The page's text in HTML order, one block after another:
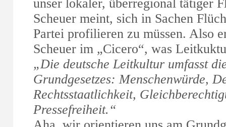
unser lokaler, überregional tätiger
Scheuer meint, sich in Sachen
Partei profilieren zu müssen. Also
Scheuer im „Cicero“, was
„Die deutsche Leitkultur umfasst
Grundgesetzes: Menschenwürde,
Rechtsstaatlichkeit,
Pressefreiheit.“